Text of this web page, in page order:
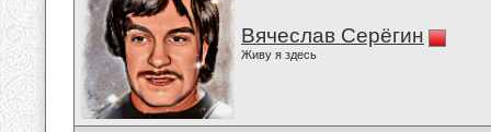
Вячеслав Серёгин
Живу я здесь